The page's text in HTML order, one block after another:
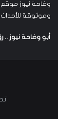
وضاحة نيوز
وموثوقة
أبو وضاحة نيوز ..